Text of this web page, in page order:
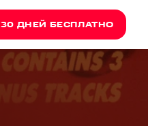
30 ДНЕЙ БЕСПЛАТНО